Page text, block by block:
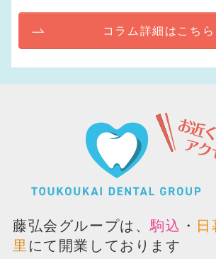
コラム詳細はこちら
藤弘会グループは、駒込 ・ 日
里 にて開業しております